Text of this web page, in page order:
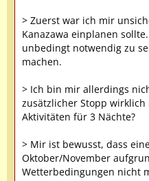
> Zuerst war ich mir
Kanazawa einplanen
unbedingt notwendig zu
machen.
> Ich bin mir allerdings
zusätzlicher Stopp
Aktivitäten für 3 Nächte?
> Mir ist bewusst, dass
Oktober/November
Wetterbedingungen nicht